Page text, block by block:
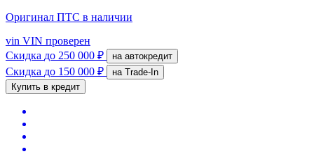
Оригинал ПТС в наличии
vin VIN проверен
Скидка до 250 000 ₽ на автокредит
Скидка до 150 000 ₽
на Trade-In
Купить в кредит